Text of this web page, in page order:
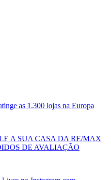
as 1.300 lojas na Europa
A SUA CASA DA RE/MAX
DE AVALIAÇÃO